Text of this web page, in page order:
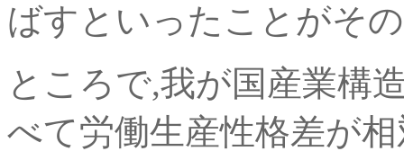
ばすといったことがそ
ところで,我が国産業構
べて労働生産性格差が